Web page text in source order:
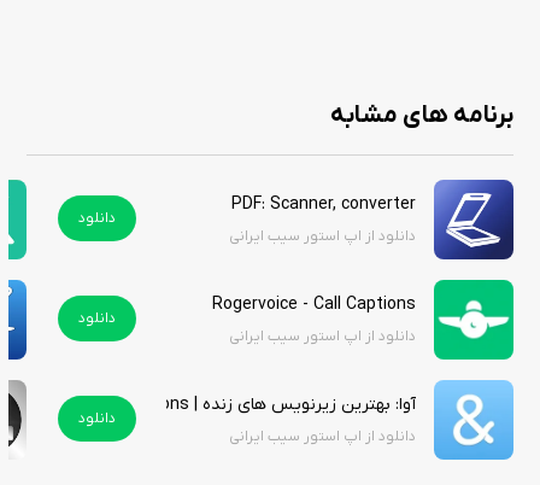
برنامه های مشابه
PDF: Scanner, converter
دانلود از اپ استور سیب ایرانی
دانلود
Rogervoice - Call Captions
دانلود از اپ استور سیب ایرانی
دانلود
آوا: بهترین زیرنویس های زنده | Ava: Best Live Captions
دانلود از اپ استور سیب ایرانی
دانلود